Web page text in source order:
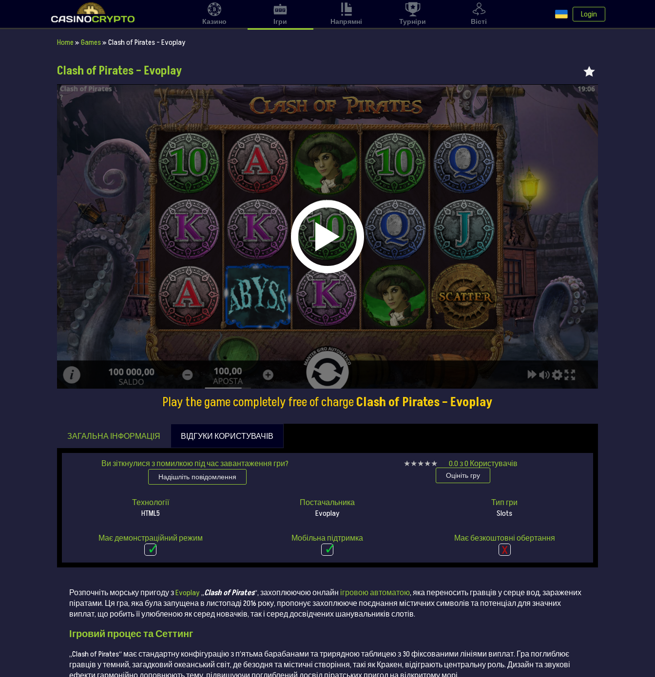
Казино Ігри Напрямні Турніри Вісті
Login
Home»Games»Clash of Pirates – Evoplay
Clash of Pirates – Evoplay
Play the game completely free of chargeClash of Pirates – Evoplay
ЗАГАЛЬНА ІНФОРМАЦІЯ ВІДГУКИ КОРИСТУВАЧІВ
Ви зіткнулися з помилкою під час завантаження гри?
Надішліть повідомлення
★★★★★
★★★★★ 0.0з0 Користувачів
Оцініть гру
Технології
HTML5
Постачальника
Evoplay
Тип гри
Slots
Має демонстраційний режим Мобільна підтримка Має безкоштовні обертання
Розпочніть морську пригоду зEvoplay„Clash of Pirates“, захоплюючою онлайн ігровою автоматою, яка переносить гравців у серце вод, заражених
піратами. Ця гра, яка була запущена в листопаді 2016 року, пропонує захоплююче поєднання містичних символів та потенціал для значних
виплат, що робить її улюбленою як серед новачків, так і серед досвідчених шанувальників слотів.
Ігровий процес та Сеттинг
„Clash of Pirates“ має стандартну конфігурацію з п’ятьма барабанами та трирядною таблицею з 30 фіксованими лініями виплат. Гра поглиблює
гравців у темний, загадковий океанський світ, де безодня та містичні створіння, такі як Кракен, відіграють центральну роль. Дизайн та звукові